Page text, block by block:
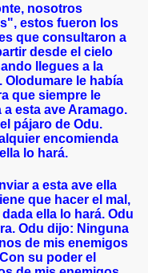
nosotros
estos fueron los
que consultaron a
desde el cielo
llegues a la
Olodumare le había
que siempre le
esta ave Aramago.
pájaro de Odu.
encomienda
lo hará.
a esta ave ella
que hacer el mal,
ella lo hará. Odu
Odu dijo: Ninguna
de mis enemigos
su poder el